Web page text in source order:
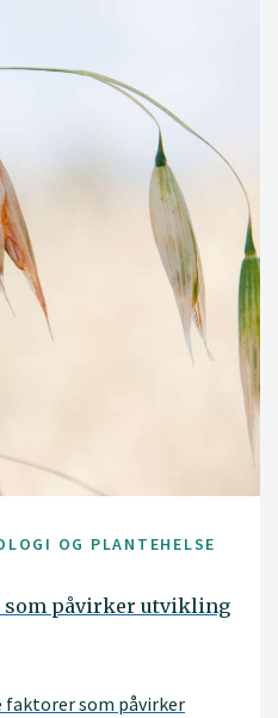
OG PLANTEHELSE
som påvirker utvikling
som påvirker